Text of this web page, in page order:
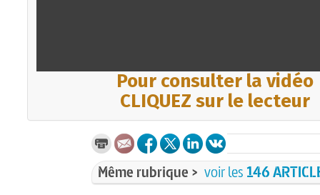
Pour consulter la vidéo
CLIQUEZ sur le lecteur
Même rubrique > voir les 146